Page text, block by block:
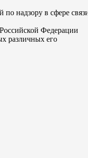
по надзору в сфере
Федерации
различных его